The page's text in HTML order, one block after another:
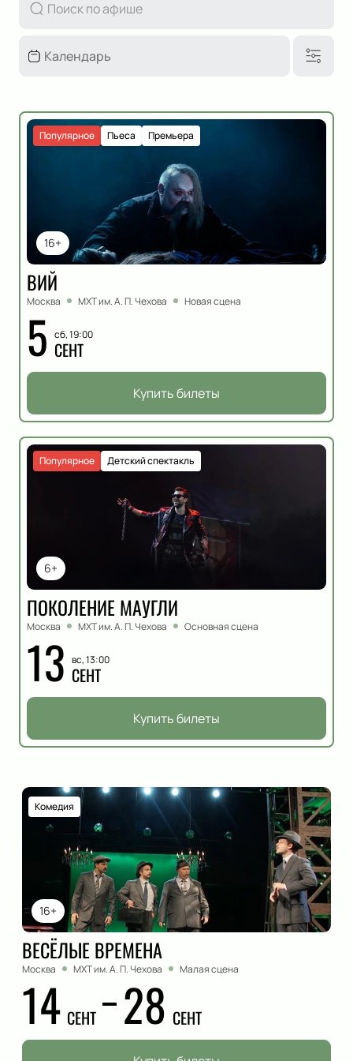
16+
Пьеса
Популярное Премьера
ВИЙ
Москва МХТ им. А. П. Чехова Новая сцена
5 сб, 19:00
СЕНТ
Купить билеты
6+
Детский спектакль
Популярное
ПОКОЛЕНИЕ МАУГЛИ
Москва МХТ им. А. П. Чехова Основная сцена
13 вс, 13:00
СЕНТ
Купить билеты
16+
Комедия
ВЕСЁЛЫЕ ВРЕМЕНА
Москва МХТ им. А. П. Чехова Малая сцена
14 СЕНТ 28 СЕНТ